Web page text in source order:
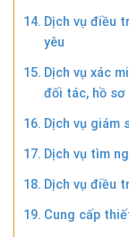
Dịch vụ điều
yêu
Dịch vụ xác
đối tác, hồ sơ
Dịch vụ giám
Dịch vụ tìm
Dịch vụ điều
Cung cấp